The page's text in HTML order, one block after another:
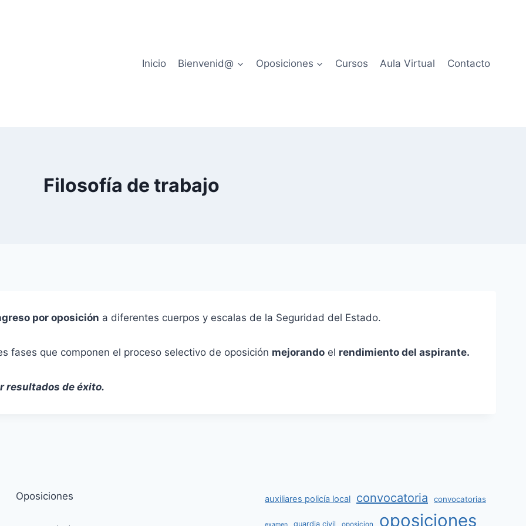
Inicio Bienvenid@ Oposiciones Cursos Aula Virtual Contacto
Filosofía de trabajo
por oposición a diferentes cuerpos y escalas de la Seguridad del Estado.
fases que componen el proceso selectivo de oposición mejorando el rendimiento del aspirante.
resultados de éxito.
Oposiciones auxiliares policía local convocatoria convocatorias
guardia civil oposicion oposiciones